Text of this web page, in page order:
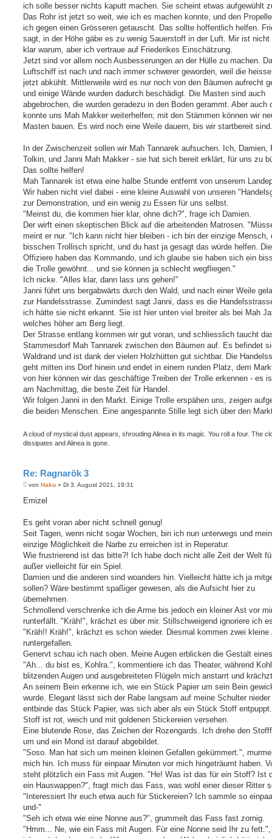
ich solle besser nichts kaputt machen. Sie scheint etwas aufgewühlt
Das Rohr ist jetzt so weit, wie ich es machen konnte, und den
ich gegen einen Grösseren getauscht. Das sollte hoffentlich helfen.
sagt, in der Höhe gäbe es zu wenig Sauerstoff in der Luft. Mir ist nicht
klar warum, aber ich vertraue auf Friederikes Einschätzung.
Jetzt sind vor allem noch Ausbesserungen an der Hülle zu machen.
Luftschiff ist nach und nach immer schwerer geworden, weil die
jetzt abkühlt. Mittlerweile wird es nur noch von den Bäumen aufrecht
und einige Wände wurden dadurch beschädigt. Die Masten sind auch
abgebrochen, die wurden geradezu in den Boden gerammt. Aber auch
konnte uns Mah Makker weiterhelfen; mit den Stämmen können wir
Masten bauen. Es wird noch eine Weile dauern, bis wir startbereit sind.
In der Zwischenzeit sollen wir Mah Tannarek aufsuchen. Ich, Damien,
Tolkin, und Janni Mah Makker - sie hat sich bereit erklärt, für uns zu
Das sollte helfen!
Mah Tannarek ist etwa eine halbe Stunde entfernt von unserem
Wir haben nicht viel dabei - eine kleine Auswahl von unseren
zur Demonstration, und ein wenig zu Essen für uns selbst.
"Meinst du, die kommen hier klar, ohne dich?", frage ich Damien.
Der wirft einen skeptischen Blick auf die arbeitenden Matrosen.
meint er nur. "Ich kann nicht hier bleiben - ich bin der einzige Mensch,
bisschen Trollisch spricht, und du hast ja gesagt das würde helfen. Die
Offiziere haben das Kommando, und ich glaube sie haben sich ein
die Trolle gewöhnt... und sie können ja schlecht wegfliegen."
Ich nicke. "Alles klar, dann lass uns gehen!"
Janni führt uns bergabwärts durch den Wald, und nach einer Weile
zur Handelsstrasse. Zumindest sagt Janni, dass es die
ich hätte sie nicht erkannt. Sie ist hier unten viel breiter als bei Mah
welches höher am Berg liegt.
Der Strasse entlang kommen wir gut voran, und schliesslich taucht
Stammesdorf Mah Tannarek zwischen den Bäumen auf. Es befindet
Waldrand und ist dank der vielen Holzhütten gut sichtbar. Die
geht mitten ins Dorf hinein und endet in einem runden Platz, dem
von hier können wir das geschäftige Treiben der Trolle erkennen - es
am Nachmittag, die beste Zeit für Handel.
Wir folgen Janni in den Markt. Einige Trolle erspähen uns, zeigen
die beiden Menschen. Eine angespannte Stille legt sich über den
A cloud of mystical dust appears, shrouding Alinea in its magic. You roll a four. The
dissipates and Alinea is gone.
Re: Ragnarök 3
B
i
a
von Haku » Di 3. August 2021, 19:31
Emizel
Es geht voran aber nicht schnell genug!
Seit Tagen, wenn nicht sogar Wochen, bin ich nun unterwegs und
einzige Möglichkeit die Narbe zu erreichen ist in Reperatur.
Wie frustrierend ist das bitte?! Ich habe doch nicht alle Zeit der Welt
außer vielleicht für ein Spiel.
Damien und die anderen sind woanders hin. Vielleicht hätte ich ja
sollen? Wäre bestimmt spaßiger gewesen, als die Aufsicht hier zu
übernehmen.
Schmollend verschrenke ich die Arme bis jedoch ein kleiner Ast vor
runterfällt. "Kräh!", krächzt es über mir. Stillschweigend ignoriere ich
"Kräh!! Kräh!", krächzt es schon wieder. Diesmal kommen zwei kleine
runtergefallen.
Genervt schau ich nach oben. Meine Augen erblicken die Gestalt
"Ah... du bist es, Kohlra.", kommentiere ich das Theater, während
blitzenden Augen und ausgebreiteten Flügeln mich anstarrt und
An seinem Bein erkenne ich, wie ein Stück Papier um sein Bein
wurde. Elegant lässt sich der Rabe langsam auf meine Schulter nieder
entbinde das Stück Papier, was sich aber als ein Stück Stoff
Stoff ist rot, weich und mit goldenen Stickereien versehen.
Eine blutende Rose, das Zeichen der Rozengards. Ich drehe den
um und ein Mond ist darauf abgebildet.
"Soso. Man hat sich um meinen kleinen Gefallen gekümmert.",
mich hin. Ich muss für einpaar Minuten vor mich hingeträumt haben.
steht plötzlich ein Fass mit Augen. "He! Was ist das für ein Stoff? Ist
ein Hauswappen?", fragt mich das Fass, was wohl einer dieser Ritter
"Interessiert Ihr euch etwa auch für Stickereien? Ich sammle so
und-"
"Seh ich etwa wie eine Nonne aus?", grummelt das Fass fast zornig.
"Hmm... Ne, wie ein Fass mit Augen. Für eine Nonne seid Ihr zu fett.",